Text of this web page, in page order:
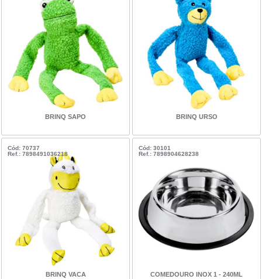
BRINQ SAPO BRINQ URSO
Cód: 70737
Ref.: 7898491036218
BRINQ VACA
Cód: 30101
Ref.: 7898904628238
COMEDOURO INOX 1 - 240ML